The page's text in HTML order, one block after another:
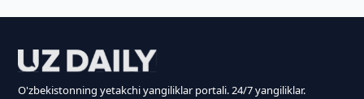
O'zbekistonning yetakchi yangiliklar portali. 24/7 yangiliklar.